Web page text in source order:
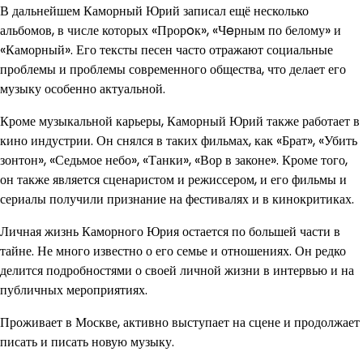
В дальнейшем Каморный Юрий записал ещё несколько
альбомов, в числе которых «Прорoк», «Чeрным по белому» и
«Каморный». Его тексты песен часто отражают социальные
проблемы и проблемы современного общества, что делает его
музыку особенно актуальной.
Кроме музыкальной карьеры, Каморный Юрий также работает в
кино индустрии. Он снялся в таких фильмах, как «Брат», «Убить
зонтон», «Седьмое небо», «Танки», «Вор в законе». Кроме того,
он также является сценаристом и режиссером, и его фильмы и
сериалы получили признание на фестивалях и в кинокритиках.
Личная жизнь Каморного Юрия остается по большей части в
тайне. Не много известно о его семье и отношениях. Он редко
делится подробностями о своей личной жизни в интервью и на
публичных мероприятиях.
Проживает в Москве, активно выступает на сцене и продолжает
писать и писать новую музыку.